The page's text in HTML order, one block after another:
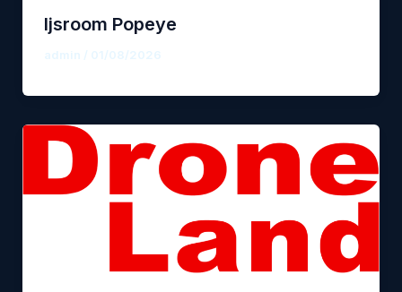
Ijsroom Popeye
admin / 01/08/2026